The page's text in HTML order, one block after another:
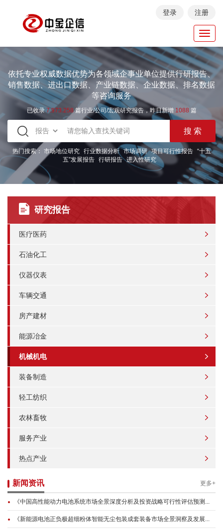
登录 注册
依托专业权威数据优势为各领域企事业单位提供行研报告、
销售数据、进出口数据、产业链数据、企业数据、排名数据
等咨询服务
已收录7.973.258篇行业/公司/宏观研究报告，昨日新增 1088 篇
热门搜索： 市场地位研究 行业数据分析 市场调研 项目可行性报告
“十五
五”发展报告 行研报告 进入性研究
研究报告
医疗医药
石油化工
仪器仪表
车辆交通
房产建材
能源冶金
机械机电
装备制造
轻工纺织
农林畜牧
服务产业
热点产业
新闻资讯 更多+
《中国高性能动力电池系统市场全景深度分析及投资战略可行性评估预测...
《新能源电池正负极超细粉体智能无尘包装成套装备市场全景洞察及发展...